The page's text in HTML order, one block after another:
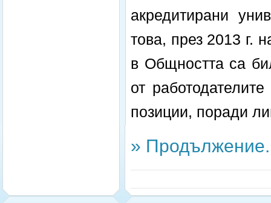
акредитирани
това, през 2013 г.
в Общността са
от
позиции, поради
»